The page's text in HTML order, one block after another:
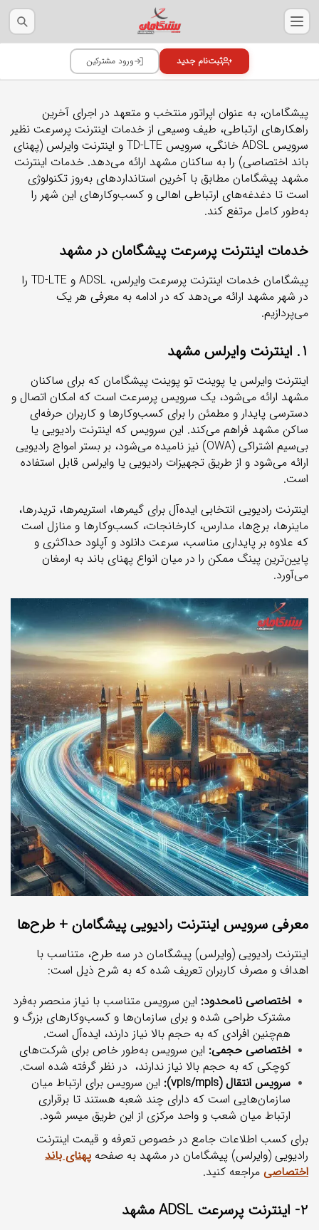
پیشگامان، به عنوان اپراتور منتخب و متعهد در اجرای آخرین
راهکارهای ارتباطی، طیف وسیعی از خدمات اینترنت پرسرعت نظیر
سرویس‌ ADSL خانگی، سرویس TD-LTE و اینترنت وایرلس (پهنای
باند اختصاصی) را به ساکنان مشهد ارائه می‌دهد. خدمات اینترنت
مشهد پیشگامان مطابق با آخرین استانداردهای به‌روز تکنولوژی
است تا دغدغه‌های ارتباطی اهالی و کسب‌وکارهای این شهر را
به‌طور کامل مرتفع کند.
خدمات اینترنت پرسرعت پیشگامان در مشهد
پیشگامان خدمات اینترنت پرسرعت وایرلس، ADSL و TD-LTE را
در شهر مشهد ارائه می‌دهد که در ادامه به معرفی هر یک
می‌پردازیم.
1. اینترنت وایرلس مشهد
اینترنت وایرلس یا پوینت تو پوینت پیشگامان که برای ساکنان
مشهد ارائه می‌شود، یک سرویس پرسرعت است که امکان اتصال و
دسترسی پایدار و مطمئن را برای کسب‌وکارها و کاربران حرفه‌ای
ساکن مشهد فراهم می‌کند. این سرویس که اینترنت رادیویی یا
بی‌سیم اشتراکی (OWA) نیز نامیده می‌شود، بر بستر امواج رادیویی
ارائه می‌شود و از طریق تجهیزات رادیویی یا وایرلس قابل استفاده
است.
اینترنت رادیویی انتخابی ایده‌آل برای گیمرها، استریمرها، تریدرها،
ماینرها، برج‌ها، مدارس، کارخانجات، کسب‌وکارها و منازل است
که علاوه بر پایداری مناسب، سرعت دانلود و آپلود حداکثری و
پایین‌ترین پینگ ممکن را در میان انواع پهنای باند به ارمغان
می‌آورد.
معرفی سرویس اینترنت رادیویی پیشگامان + طرح‌ها
اینترنت رادیویی (وایرلس) پیشگامان در سه طرح، متناسب با
اهداف و مصرف کاربران تعریف شده که به شرح ذیل است:
اختصاصی نامحدود: این سرویس متناسب با نیاز منحصر به‌فرد
مشترک طراحی شده و برای سازمان‌ها و کسب‌وکارهای بزرگ و
هم‌چنین افرادی که به حجم بالا نیاز دارند، ایده‌آل است.
اختصاصی حجمی: این سرویس به‌طور خاص برای شرکت‌های
کوچکی که به حجم بالا نیاز ندارند، در نظر گرفته شده است.
سرویس انتقال (vpls/mpls):
این سرویس برای ارتباط میان
سازمان‌هایی است که دارای چند شعبه هستند تا برقراری
ارتباط میان شعب و واحد مرکزی از این طریق میسر شود.
برای کسب اطلاعات جامع در خصوص تعرفه و قیمت اینترنت
رادیویی (وایرلس) پیشگامان در مشهد به صفحه پهنای باند
اختصاصی مراجعه کنید.
2- اینترنت پرسرعت ADSL مشهد